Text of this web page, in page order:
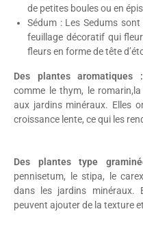
de petites boules ou en
Sédum : Les Sedums
feuillage décoratif qui
fleurs en forme de tête
Des plantes aromatiques :
comme le thym, le
aux jardins minéraux. Elles
croissance lente, ce qui les
Des plantes type
pennisetum, le stipa, le
dans les jardins minéraux.
peuvent ajouter de la texture